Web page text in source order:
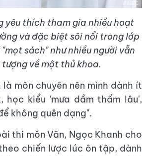
yêu thích tham gia nhiều hoạt
và đặc biệt sôi nổi trong lớp
sách" như nhiều người vẫn
về một thủ khoa.
là môn chuyên nên mình dành ít
học kiểu 'mưa dầm thấm lâu',
không quên dạng".
thi môn Văn, Ngọc Khanh cho
chiến lược lúc ôn tập, dành